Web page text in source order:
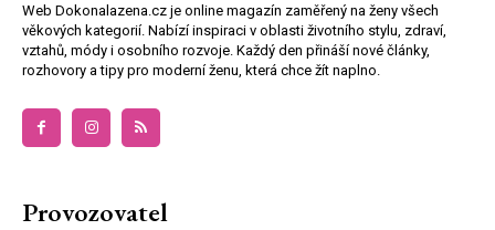
Web Dokonalazena.cz je online magazín zaměřený na ženy všech
věkových kategorií. Nabízí inspiraci v oblasti životního stylu, zdraví,
vztahů, módy i osobního rozvoje. Každý den přináší nové články,
rozhovory a tipy pro moderní ženu, která chce žít naplno.
Provozovatel